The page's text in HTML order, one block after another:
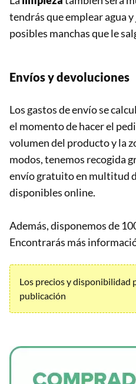
tendrás que emplear agua
posibles manchas que le
Envíos y devoluciones
Los gastos de envío se
el momento de hacer el
volumen del producto y la
modos, tenemos recogida
envío gratuito en multitud
disponibles online.
Además, disponemos de
Encontrarás más
Los precios y disponibilidad
publicación